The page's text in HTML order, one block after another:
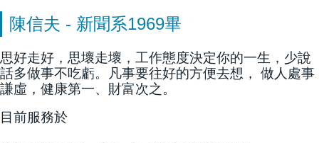
陳信夫 - 新聞系1969畢
思好走好，思壞走壞，工作態度決定你的一生，少說
話多做事不吃虧。凡事要往好的方便去想， 做人處事
謙虛，健康第一、財富次之。
目前服務於